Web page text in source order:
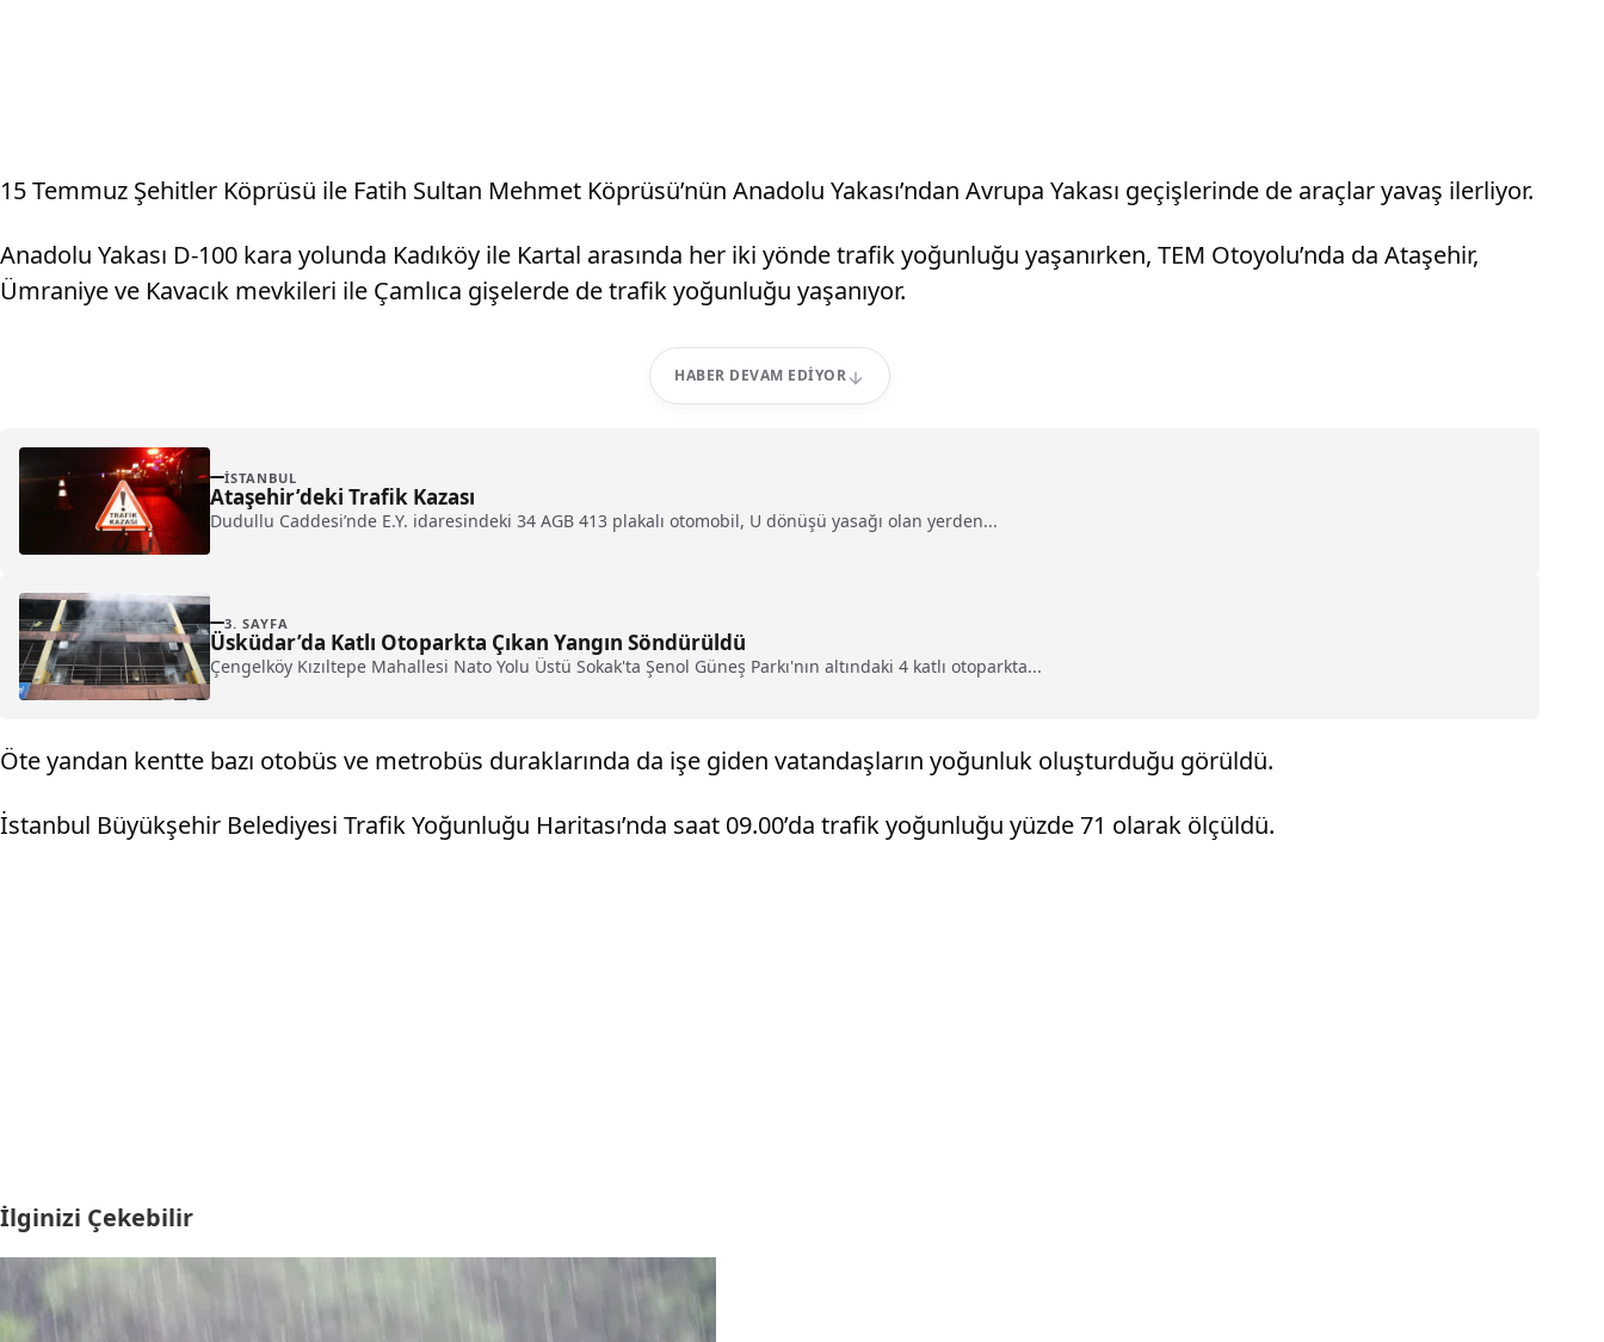
15 Temmuz Şehitler Köprüsü ile Fatih Sultan Mehmet Köprüsü’nün Anadolu Yakası’ndan Avrupa Yakası geçişlerinde de araçlar yavaş ilerliyor.
Anadolu Yakası D-100 kara yolunda Kadıköy ile Kartal arasında her iki yönde trafik yoğunluğu yaşanırken, TEM Otoyolu’nda da Ataşehir,
Ümraniye ve Kavacık mevkileri ile Çamlıca gişelerde de trafik yoğunluğu yaşanıyor.
HABER DEVAM EDIYOR
İSTANBUL
Ataşehir’deki Trafik Kazası
Dudullu Caddesi’nde E.Y. idaresindeki 34 AGB 413 plakalı otomobil, U dönüşü yasağı olan yerden...
3. SAYFA
Üsküdar’da Katlı Otoparkta Çıkan Yangın Söndürüldü
Çengelköy Kızıltepe Mahallesi Nato Yolu Üstü Sokak'ta Şenol Güneş Parkı'nın altındaki 4 katlı otoparkta...
Öte yandan kentte bazı otobüs ve metrobüs duraklarında da işe giden vatandaşların yoğunluk oluşturduğu görüldü.
İstanbul Büyükşehir Belediyesi Trafik Yoğunluğu Haritası’nda saat 09.00’da trafik yoğunluğu yüzde 71 olarak ölçüldü.
İlginizi Çekebilir